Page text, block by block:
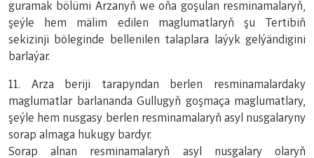
guramak bölümi Arzanyň we oňa goşulan resminamalaryň,
şeýle hem mälim edilen maglumatlaryň şu Tertibiň
sekizinji böleginde bellenilen talaplara laýyk gelýändigini
barlaýar.
11. Arza beriji tarapyndan berlen resminamalardaky
maglumatlar barlananda Gullugyň goşmaça maglumatlary,
şeýle hem nusgasy berlen resminamalaryň asyl nusgalaryny
sorap almaga hukugy bardyr.
Sorap alnan resminamalaryň asyl nusgalary olaryň